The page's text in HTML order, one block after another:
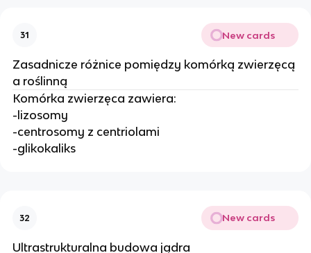
31 New cards
Zasadnicze różnice pomiędzy komórką zwierzęcą
a roślinną
Komórka zwierzęca zawiera:
-lizosomy
-centrosomy z centriolami
-glikokaliks
32 New cards
Ultrastrukturalna budowa jądra